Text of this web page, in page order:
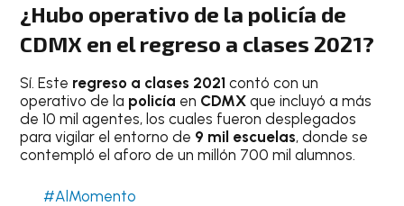
¿Hubo operativo de la policía de
CDMX en el regreso a clases 2021?
Sí. Este regreso a clases 2021 contó con un
operativo de la policía en CDMX que incluyó a más
de 10 mil agentes, los cuales fueron desplegados
para vigilar el entorno de 9 mil escuelas, donde se
contempló el aforo de un millón 700 mil alumnos.
#AlMomento